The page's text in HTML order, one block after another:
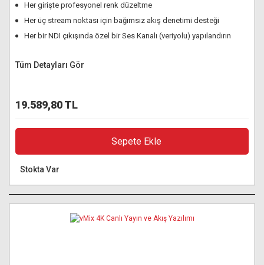
Her girişte profesyonel renk düzeltme
Her üç stream noktası için bağımsız akış denetimi desteği
Her bir NDI çıkışında özel bir Ses Kanalı (veriyolu) yapılandırın
Tüm Detayları Gör
19.589,80 TL
Sepete Ekle
Stokta Var